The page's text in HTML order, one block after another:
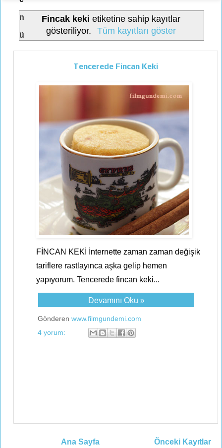
n
ü
Fincak keki etiketine sahip kayıtlar
gösteriliyor.
Tüm kayıtları göster
Tencerede Fincan Keki
FİNCAN KEKİ İnternette zaman zaman değişik
tariflere rastlayınca aşka gelip hemen
yapıyorum. Tencerede fincan keki...
Devamını Oku »
Gönderen www.filmgundemi.com
4 yorum:
Önceki Kayıtlar
Ana Sayfa